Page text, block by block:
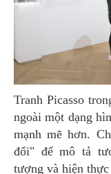
Tranh Picasso trong thời gian này đã phát triển vượt ra
ngoài một dạng
mạnh mẽ hơn.
đổi" để mô tả
tượng và hiện thực